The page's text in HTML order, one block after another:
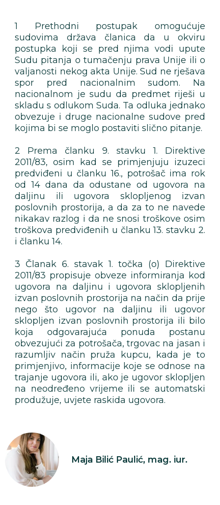
1 Prethodni postupak omogućuje
sudovima država članica da u okviru
postupka koji se pred njima vodi upute
Sudu pitanja o tumačenju prava Unije ili o
valjanosti nekog akta Unije. Sud ne rješava
spor pred nacionalnim sudom. Na
nacionalnom je sudu da predmet riješi u
skladu s odlukom Suda. Ta odluka jednako
obvezuje i druge nacionalne sudove pred
kojima bi se moglo postaviti slično pitanje.
2 Prema članku 9. stavku 1. Direktive
2011/83, osim kad se primjenjuju izuzeci
predviđeni u članku 16., potrošač ima rok
od 14 dana da odustane od ugovora na
daljinu ili ugovora sklopljenog izvan
poslovnih prostorija, a da za to ne navede
nikakav razlog i da ne snosi troškove osim
troškova predviđenih u članku 13. stavku 2.
i članku 14.
3 Članak 6. stavak 1. točka (o) Direktive
2011/83 propisuje obveze informiranja kod
ugovora na daljinu i ugovora sklopljenih
izvan poslovnih prostorija na način da prije
nego što ugovor na daljinu ili ugovor
sklopljen izvan poslovnih prostorija ili bilo
koja odgovarajuća ponuda postanu
obvezujući za potrošača, trgovac na jasan i
razumljiv način pruža kupcu, kada je to
primjenjivo, informacije koje se odnose na
trajanje ugovora ili, ako je ugovor sklopljen
na neodređeno vrijeme ili se automatski
produžuje, uvjete raskida ugovora.
Maja Bilić Paulić, mag. iur.